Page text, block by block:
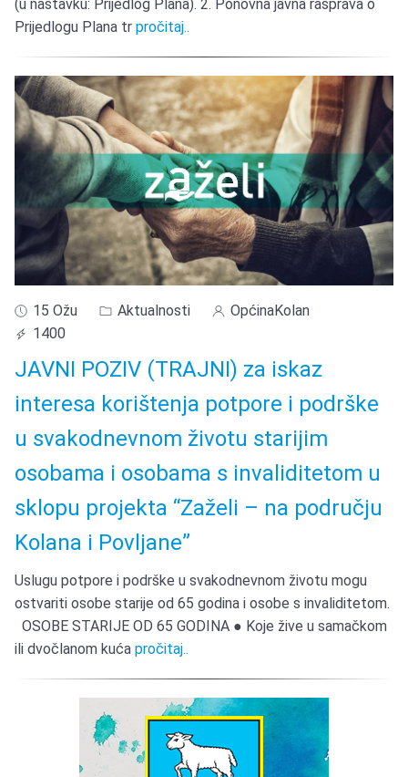
(u nastavku: Prijedlog Plana). 2. Ponovna javna rasprava o
Prijedlogu Plana trpročitaj..
15 Ožu Aktualnosti
OpćinaKolan
1400
JAVNI POZIV (TRAJNI) za iskaz
interesa korištenja potpore i podrške
u svakodnevnom životu starijim
osobama i osobama s invaliditetom u
sklopu projekta “Zaželi – na području
Kolana i Povljane”
Uslugu potpore i podrške u svakodnevnom životu mogu
ostvariti osobe starije od 65 godina i osobe s invaliditetom.
OSOBE STARIJE OD 65 GODINA ● Koje žive u samačkom
ili dvočlanom kućapročitaj..